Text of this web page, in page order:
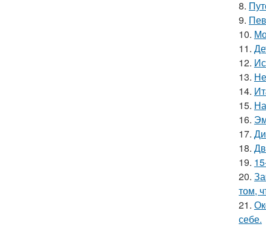
8.
9.
10.
11.
12.
13.
14.
15.
16.
17.
18.
19.
20.
том,
21.
себе.